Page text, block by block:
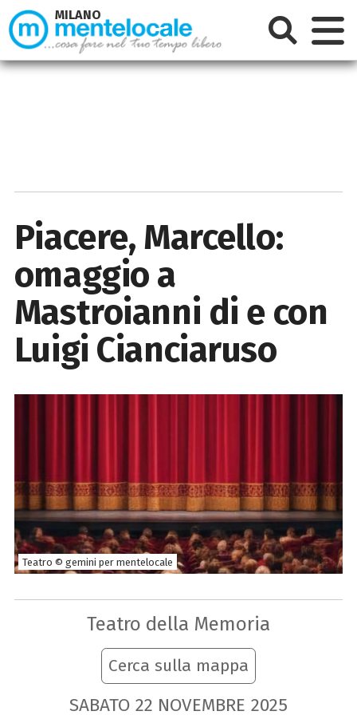
Piacere, Marcello:
omaggio a
Mastroianni di e con
Luigi Cianciaruso
Teatro © gemini per mentelocale
Teatro della Memoria
Cerca sulla mappa
SABATO 22 NOVEMBRE 2025
MILANO